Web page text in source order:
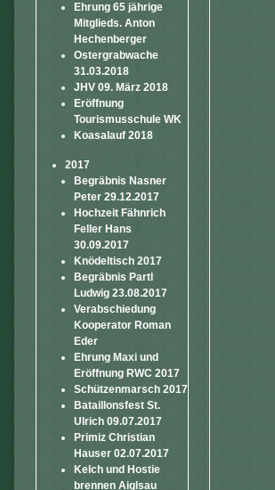
Ehrung 65 jährige
Mitglieds. Anton
Hechenberger
Ostergrabwache
31.03.2018
JHV 09. März 2018
Eröffnung
Tourismusschule WK
Koasalauf 2018
2017
Begräbnis Nasner
Peter 29.12.2017
Hochzeit Fähnrich
Feller Hans
30.09.2017
Knödeltisch 2017
Begräbnis Partl
Ludwig 23.08.2017
Verabschiedung
Kooperator Roman
Eder
Ehrung Maxi und
Eröffnung RWC 2017
Schützenmarsch 2017
Bataillonsfest St.
Ulrich 09.07.2017
Primiz Christian
Hauser 02.07.2017
Kelch und Hostie
brennen Aiglsau